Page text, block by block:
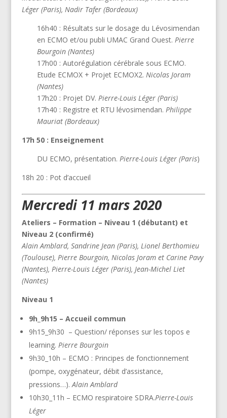
Léger (Paris), Nadir Tafer (Bordeaux)
16h40 : Résultats sur le dosage du Lévosimendan
en ECMO et/ou publi UMAC Grand Ouest. Pierre
Bourgoin (Nantes)
17h00 : Autorégulation cérébrale sous ECMO.
Etude ECMOX + Projet ECMOX2. Nicolas Joram
(Nantes)
17h20 : Projet DV. Pierre-Louis Léger (Paris)
17h40 : Registre et RTU lévosimendan. Philippe
Mauriat (Bordeaux)
17h 50 : Enseignement
DU ECMO, présentation. Pierre-Louis Léger (Paris)
18h 20 : Pot d’accueil
Mercredi 11 mars 2020
Ateliers – Formation – Niveau 1 (débutant) et
Niveau 2 (confirmé)
Alain Amblard, Sandrine Jean (Paris), Lionel Berthomieu
(Toulouse), Pierre Bourgoin, Nicolas Joram et Carine Pavy
(Nantes), Pierre-Louis Léger (Paris), Jean-Michel Liet
(Nantes)
Niveau 1
9h_9h15 – Accueil commun
9h15_9h30 – Question/ réponses sur les topos e
learning. Pierre Bourgoin
9h30_10h – ECMO : Principes de fonctionnement
(pompe, oxygénateur, débit d’assistance,
pressions…).Alain Amblard
10h30_11h – ECMO respiratoire SDRA.Pierre-Louis
Léger